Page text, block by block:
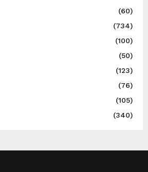
(60)
(734)
(100)
(50)
(123)
(76)
(105)
(340)